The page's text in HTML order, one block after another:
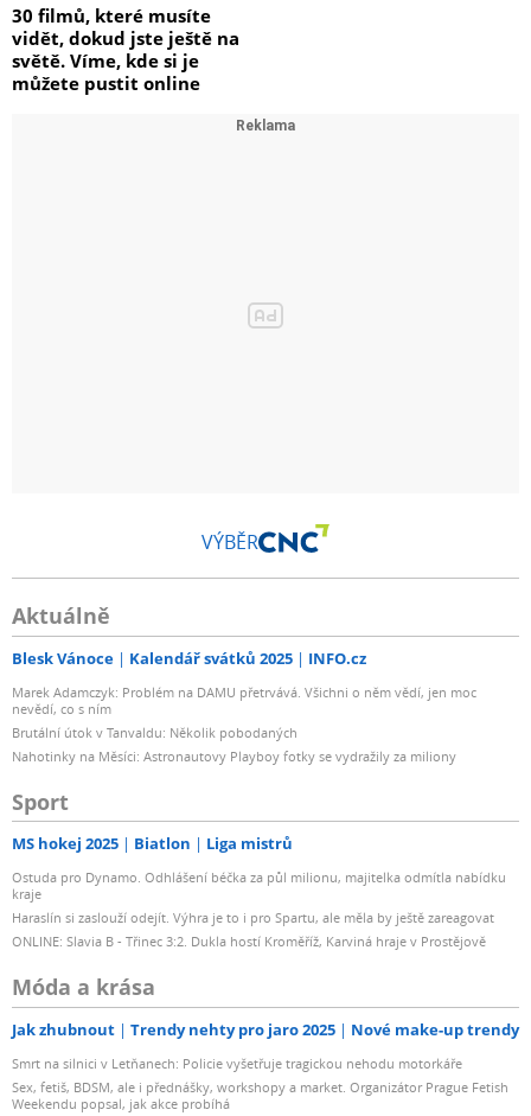
30 filmů, které musíte
vidět, dokud jste ještě na
světě. Víme, kde si je
můžete pustit online
VÝBĚR
Aktuálně
Blesk Vánoce Kalendář svátků 2025 INFO.cz
Marek Adamczyk: Problém na DAMU přetrvává. Všichni o něm vědí, jen moc
nevědí, co s ním
Brutální útok v Tanvaldu: Několik pobodaných
Nahotinky na Měsíci: Astronautovy Playboy fotky se vydražily za miliony
Sport
MS hokej 2025 Biatlon Liga mistrů
Ostuda pro Dynamo. Odhlášení béčka za půl milionu, majitelka odmítla nabídku
kraje
Haraslín si zaslouží odejít. Výhra je to i pro Spartu, ale měla by ještě zareagovat
ONLINE: Slavia B - Třinec 3:2. Dukla hostí Kroměříž, Karviná hraje v Prostějově
Móda a krása
Jak zhubnout Trendy nehty pro jaro 2025 Nové make-up trendy
Smrt na silnici v Letňanech: Policie vyšetřuje tragickou nehodu motorkáře
Sex, fetiš, BDSM, ale i přednášky, workshopy a market. Organizátor Prague Fetish
Weekendu popsal, jak akce probíhá